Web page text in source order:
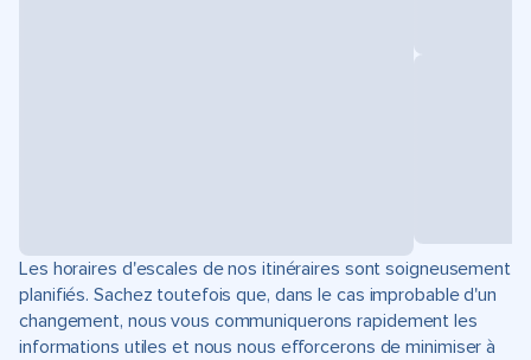
Les horaires d'escales de nos itinéraires sont soigneusement
planifiés. Sachez toutefois que, dans le cas improbable d'un
changement, nous vous communiquerons rapidement les
informations utiles et nous nous efforcerons de minimiser à